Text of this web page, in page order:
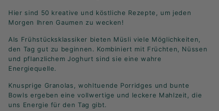
Hier sind 50 kreative und köstliche Rezepte, um jeden
Morgen Ihren Gaumen zu wecken!
Als Frühstücksklassiker bieten Müsli viele Möglichkeiten,
den Tag gut zu beginnen. Kombiniert mit Früchten, Nüssen
und pflanzlichem Joghurt sind sie eine wahre
Energiequelle.
Knusprige Granolas, wohltuende Porridges und bunte
Bowls ergeben eine vollwertige und leckere Mahlzeit, die
uns Energie für den Tag gibt.